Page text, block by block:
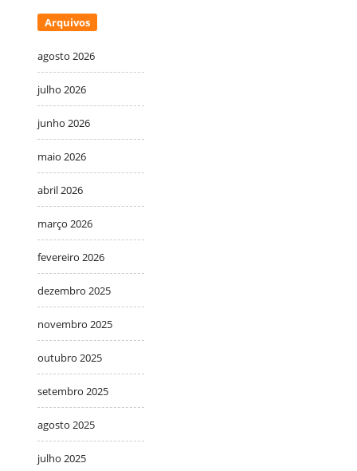
Arquivos
agosto 2026
julho 2026
junho 2026
maio 2026
abril 2026
março 2026
fevereiro 2026
dezembro 2025
novembro 2025
outubro 2025
setembro 2025
agosto 2025
julho 2025